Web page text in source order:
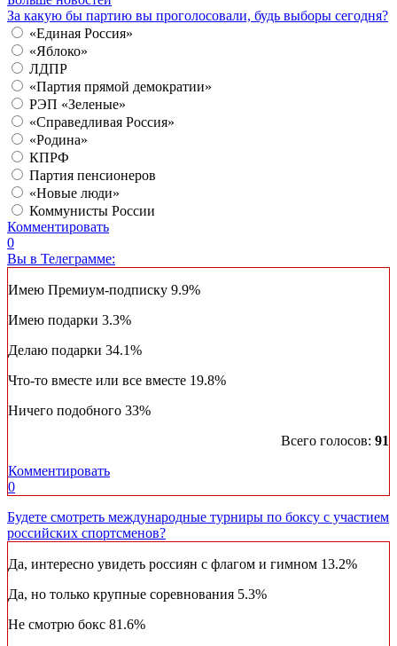
За какую бы партию вы проголосовали, будь выборы сегодня?
«Единая Россия»
«Яблоко»
ЛДПР
«Партия прямой демократии»
РЭП «Зеленые»
«Справедливая Россия»
«Родина»
КПРФ
Партия пенсионеров
«Новые люди»
Коммунисты России
Комментировать
0
Вы в Телеграмме:
Имею Премиум-подписку 9.9%
Имею подарки 3.3%
Делаю подарки 34.1%
Что-то вместе или все вместе 19.8%
Ничего подобного 33%
Всего голосов: 91
Комментировать
0
Будете смотреть международные турниры по боксу с участием
российских спортсменов?
Да, интересно увидеть россиян с флагом и гимном 13.2%
Да, но только крупные соревнования 5.3%
Не смотрю бокс 81.6%